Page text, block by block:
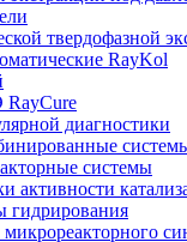
твердофазной
RayKol
диагностики
системы
активности
гидрирования